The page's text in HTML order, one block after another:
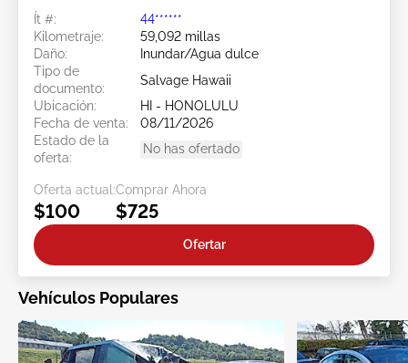
Ít #:
44******
Kilometraje:
59,092 millas
Daño:
Inundar/Agua dulce
Tipo de
documento:
Salvage Hawaii
Ubicación:
HI - HONOLULU
Fecha de venta:
08/11/2026
Estado de la
oferta:
No has ofertado
Oferta actual:
$100
Comprar Ahora
$725
Ofertar
Vehículos Populares